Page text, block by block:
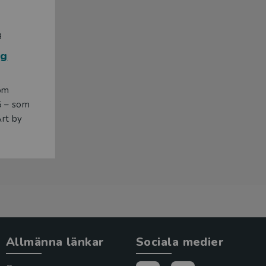
– som
by
Allmänna länkar Sociala medier